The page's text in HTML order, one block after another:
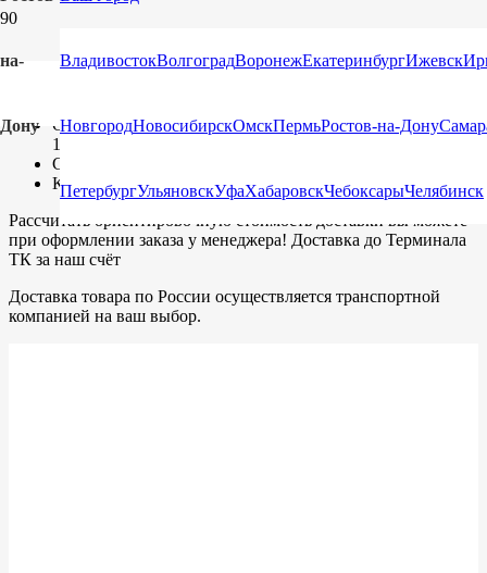
на-
Дону
ВладивостокВолгоградВоронежЕкатеринбургИжевск
НовгородНовосибирскОмскПермьРостов-на-Дону
ПетербургУльяновскУфаХабаровскЧебоксарыЧелябинск
ДОСТАВКА
Отправка почтой России посылок, не превышающих вес
10 кг
Самовывоз
Курьерская доставка
Рассчитать ориентировочную стоимость доставки вы можете
при оформлении заказа у менеджера! Доставка до Терминала
ТК за наш счёт
Доставка товара по России осуществляется транспортной
компанией на ваш выбор.